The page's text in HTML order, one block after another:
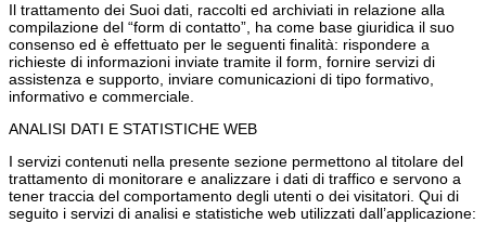
Il trattamento dei Suoi dati, raccolti ed archiviati in relazione alla
compilazione del “form di contatto”, ha come base giuridica il suo
consenso ed è effettuato per le seguenti finalità: rispondere a
richieste di informazioni inviate tramite il form, fornire servizi di
assistenza e supporto, inviare comunicazioni di tipo formativo,
informativo e commerciale.
ANALISI DATI E STATISTICHE WEB
I servizi contenuti nella presente sezione permettono al titolare del
trattamento di monitorare e analizzare i dati di traffico e servono a
tener traccia del comportamento degli utenti o dei visitatori. Qui di
seguito i servizi di analisi e statistiche web utilizzati dall’applicazione: